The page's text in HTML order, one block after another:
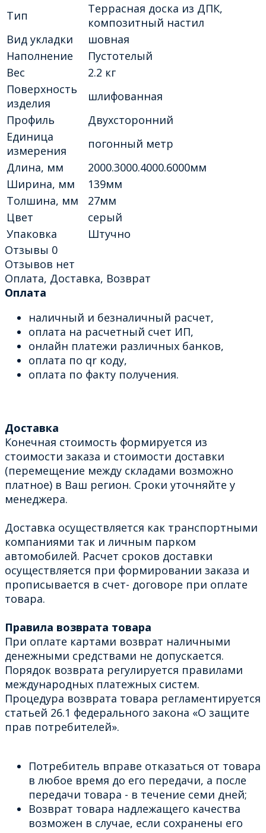
Тип
Террасная доска из ДПК,
композитный настил
Вид укладки
шовная
Наполнение
Пустотелый
Вес
2.2 кг
Поверхность
изделия
шлифованная
Профиль
Двухсторонний
Единица
измерения
погонный метр
Длина, мм
2000.3000.4000.6000мм
Ширина, мм
139мм
Толшина, мм
27мм
Цвет
серый
Упаковка
Штучно
Отзывы 0
Отзывов нет
Оплата, Доставка, Возврат
Оплата
наличный и безналичный расчет,
оплата на расчетный счет ИП,
онлайн платежи различных банков,
оплата по qr коду,
оплата по факту получения.
Доставка
Конечная стоимость формируется из
стоимости заказа и стоимости доставки
(перемещение между складами возможно
платное) в Ваш регион. Сроки уточняйте у
менеджера.
Доставка осуществляется как транспортными
компаниями так и личным парком
автомобилей. Расчет сроков доставки
осуществляется при формировании заказа и
прописывается в счет- договоре при оплате
товара.
Правила возврата товара
При оплате картами возврат наличными
денежными средствами не допускается.
Порядок возврата регулируется правилами
международных платежных систем.
Процедура возврата товара регламентируется
статьей 26.1 федерального закона «О защите
прав потребителей».
Потребитель вправе отказаться от товара
в любое время до его передачи, а после
передачи товара - в течение семи дней;
Возврат товара надлежащего качества
возможен в случае, если сохранены его